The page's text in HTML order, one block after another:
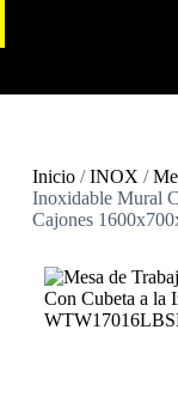
Inicio/INOX /
Inoxidable Mural
Cajones